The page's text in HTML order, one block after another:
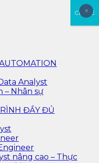
& AI Insight Data
tích dữ liệu & AI chuyên
hiểm – chứng khoán
thực tế, cá nhân hóa
Analyst
– Nhân sự
ĐẦY ĐỦ
nâng cao – Thực
×
CLOSE
×